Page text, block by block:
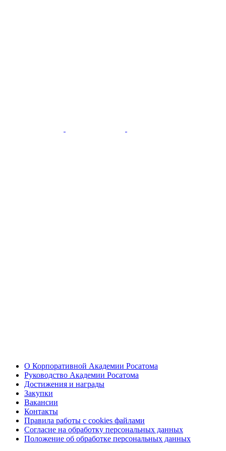
О Корпоративной Академии Росатома
Руководство Академии Росатома
Достижения и награды
Закупки
Вакансии
Контакты
Правила работы с cookies файлами
Согласие на обработку персональных данных
Положение об обработке персональных данных